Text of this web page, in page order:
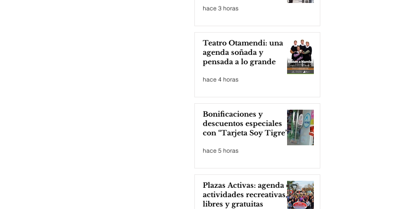
hace 3 horas
Teatro Otamendi: una
agenda soñada y
pensada a lo grande
hace 4 horas
Bonificaciones y
descuentos especiales
con “Tarjeta Soy Tigre”
hace 5 horas
Plazas Activas: agenda de
actividades recreativas,
libres y gratuitas